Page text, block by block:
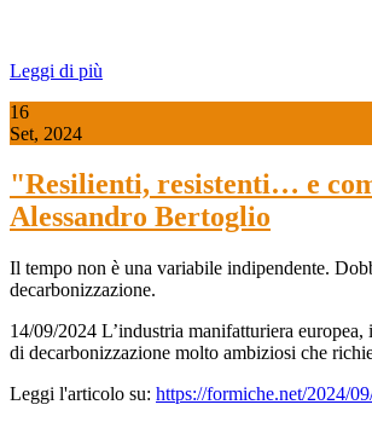
Leggi di più
16
Set, 2024
"Resilienti, resistenti… e
Alessandro Bertoglio
Il tempo non è una variabile indipendente.
decarbonizzazione.
14/09/2024 L’industria manifatturiera
di decarbonizzazione molto ambiziosi che
Leggi l'articolo su: https://formiche.net/2024/